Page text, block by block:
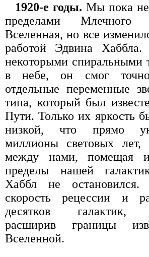
1920-е годы. Мы пока не
пределами
Вселенная, но все
работой Эдвина Хаббла.
некоторыми спиральными
в небе, он смог точно
отдельные переменные
типа, который был
Пути. Только их яркость
низкой, что прямо
миллионы световых лет,
между нами, помещая
пределы нашей
Хаббл не
скорость рецессии и
десятков галактик,
расширив границы
Вселенной.